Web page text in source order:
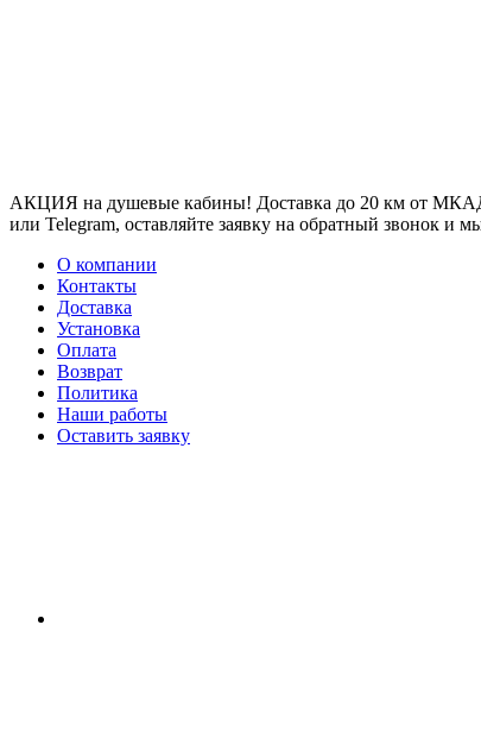
АКЦИЯ на душевые кабины! Доставка до 20 км от
или Telegram, оставляйте заявку на обратный звонок и
О компании
Контакты
Доставка
Установка
Оплата
Возврат
Политика
Наши работы
Оставить заявку